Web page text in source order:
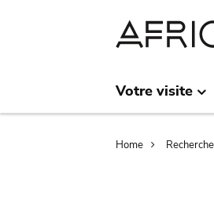
Votre visite
Home Recherche